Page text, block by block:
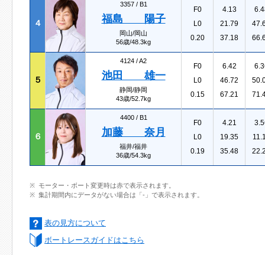
４
3357 / B1
福島 陽子
岡山/岡山
56歳/48.3kg
F0
L0
0.20
4.13
21.79
37.18
５
4124 /A2
池田 雄一
静岡/静岡
43歳/52.7kg
F0
L0
0.15
6.42
46.72
67.21
６
4400 / B1
加藤 奈月
福井/福井
36歳/54.3kg
F0
L0
0.19
4.21
19.35
35.48
モーター・ボート変更時は赤で表示されます。
集計期間内にデータがない場合は「-」で表示されます。
表の見方について
ボートレースガイドはこちら